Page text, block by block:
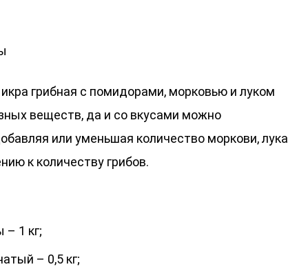
грибная с помидорами, морковью и луком
веществ, да и со вкусами можно
или уменьшая количество моркови, лука
к количеству грибов.
1 кг;
– 0,5 кг;